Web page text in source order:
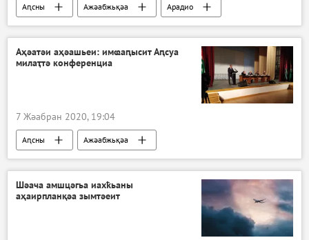
Аԥсны Ажәабжьқәа Арадио
Аҳәатәи аҳәашьеи: имҩаԥысит Аԥсуа
милаҭтә конференциа
7 Жәабран 2020, 19:04
Аԥсны Ажәабжьқәа
Шәача амшцәгьа иахҟьаны
аҳаирпланқәа зымтәеит